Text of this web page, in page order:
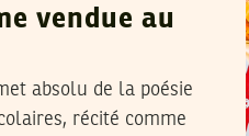
vendue au
absolu de la poésie
récité comme